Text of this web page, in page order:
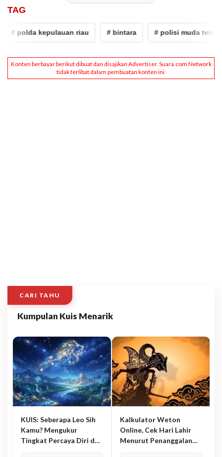
TAG
# polda kepulauan riau # bintara # polisi muda tewas
CARI TAHU
Kumpulan Kuis Menarik
KUIS: Seberapa Leo Sih
Kamu? Mengukur
Tingkat Percaya Diri dan
Kalkulator Weton
Online, Cek Hari Lahir
Menurut Penanggalan